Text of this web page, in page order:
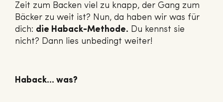
Zeit zum Backen viel zu knapp, der Gang zum
Bäcker zu weit ist? Nun, da haben wir was für
dich: die Haback-Methode. Du kennst sie
nicht? Dann lies unbedingt weiter!
Haback… was?